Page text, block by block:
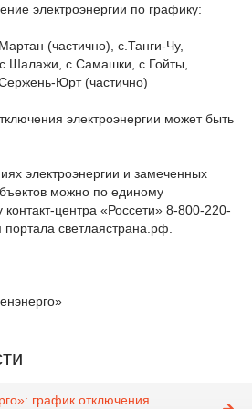
электроэнергии по графику:
(частично), с.Танги-Чу,
с.Самашки, с.Гойты,
Юрт (частично)
электроэнергии может быть
электроэнергии и замеченных
можно по единому
центра «Россети» 8-800-220-
светлаястрана.рф.
график отключения